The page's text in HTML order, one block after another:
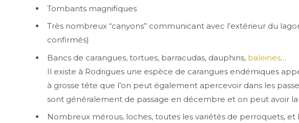
Tombants magnifiques
Très nombreux “canyons” communicant avec l’extérieur du
confirmés)
Bancs de carangues, tortues, barracudas, dauphins, baleines…
Il existe à Rodrigues une espèce de carangues endémiques
à grosse tête que l’on peut également apercevoir dans les
sont généralement de passage en décembre et on peut avoir la
Nombreux mérous, loches, toutes les variétés de perroquets, et